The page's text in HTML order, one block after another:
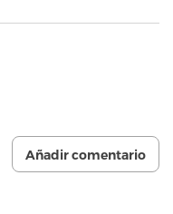
Añadir comentario